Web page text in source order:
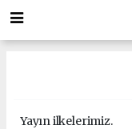
Yayın ilkelerimiz.